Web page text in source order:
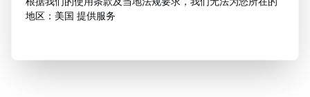
地区：美国 提供服务